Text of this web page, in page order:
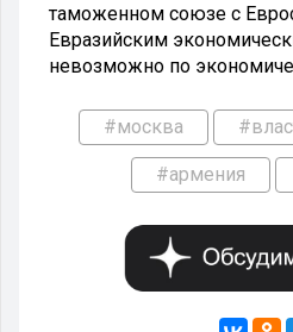
таможенном союзе с
Евразийским
невозможно по
#москва
#армения